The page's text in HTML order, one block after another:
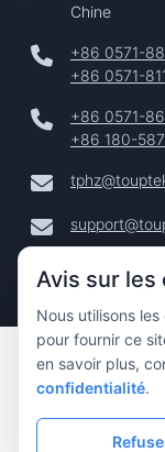
Chine
+86 0571-
+86 0571-
+86 0571-
+86 180-
Copyright ©
Avis sur les
Nous utilisons
pour fournir ce
en savoir plus,
confidentialité.